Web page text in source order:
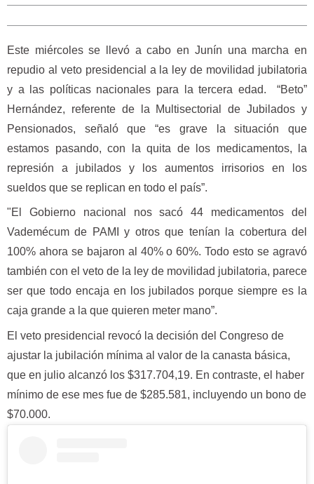
Este miércoles se llevó a cabo en Junín una marcha en
repudio al veto presidencial a la ley de movilidad jubilatoria
y a las políticas nacionales para la tercera edad. “Beto”
Hernández, referente de la Multisectorial de Jubilados y
Pensionados, señaló que “es grave la situación que
estamos pasando, con la quita de los medicamentos, la
represión a jubilados y los aumentos irrisorios en los
sueldos que se replican en todo el país”.
"El Gobierno nacional nos sacó 44 medicamentos del
Vademécum de PAMI y otros que tenían la cobertura del
100% ahora se bajaron al 40% o 60%. Todo esto se agravó
también con el veto de la ley de movilidad jubilatoria, parece
ser que todo encaja en los jubilados porque siempre es la
caja grande a la que quieren meter mano”.
El veto presidencial revocó la decisión del Congreso de
ajustar la jubilación mínima al valor de la canasta básica,
que en julio alcanzó los $317.704,19. En contraste, el haber
mínimo de ese mes fue de $285.581, incluyendo un bono de
$70.000.